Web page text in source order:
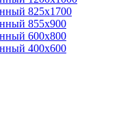
825х1700
855х900
600х800
400х600